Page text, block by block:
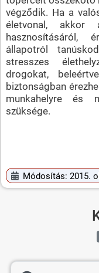
végződik. Ha a
életvonal,
hasznosításáról,
állapotról
stresszes
drogokat,
biztonságban
munkahelyre és
szüksége.
Módosítás: 2015.